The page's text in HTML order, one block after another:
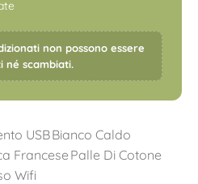
non possono essere
né scambiati.
USBBianco Caldo
Francese Palle Di Cotone
Wifi